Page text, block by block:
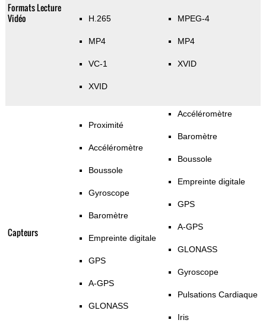
Formats Lecture
Vidéo
H.265
MP4
VC-1
XVID
MPEG-4
MP4
XVID
Capteurs
Proximité
Accéléromètre
Boussole
Gyroscope
Baromètre
Empreinte digitale
GPS
A-GPS
GLONASS
Accéléromètre
Baromètre
Boussole
Empreinte digitale
GPS
A-GPS
GLONASS
Gyroscope
Pulsations Cardiaque
Iris